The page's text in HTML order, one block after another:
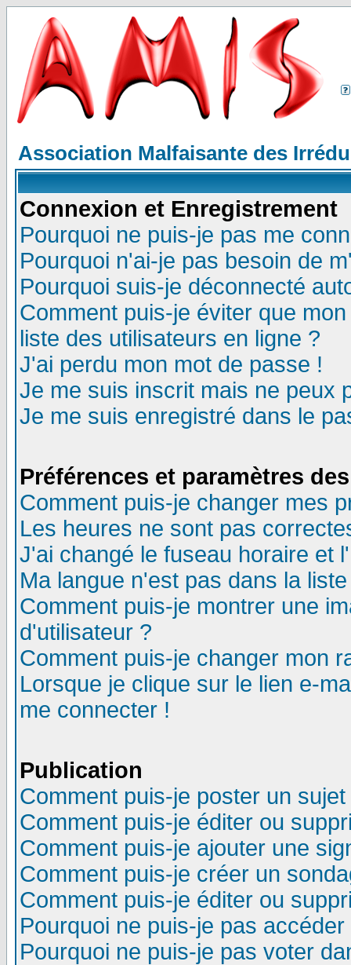
Association Malfaisante des
Connexion et Enregistrement
Pourquoi ne puis-je pas me
Pourquoi n'ai-je pas besoin de
Pourquoi suis-je déconnecté
Comment puis-je éviter que
liste des utilisateurs en ligne ?
J'ai perdu mon mot de passe !
Je me suis inscrit mais ne peux
Je me suis enregistré dans le
Préférences et paramètres
Comment puis-je changer mes
Les heures ne sont pas
J'ai changé le fuseau horaire et
Ma langue n'est pas dans la
Comment puis-je montrer une
d'utilisateur ?
Comment puis-je changer mon
Lorsque je clique sur le lien e-
me connecter !
Publication
Comment puis-je poster un
Comment puis-je éditer ou
Comment puis-je ajouter une
Comment puis-je créer un
Comment puis-je éditer ou
Pourquoi ne puis-je pas
Pourquoi ne puis-je pas voter